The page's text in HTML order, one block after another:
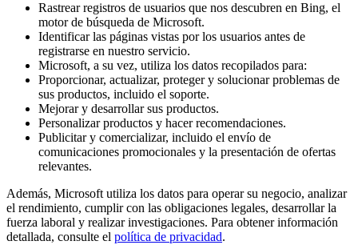
Rastrear registros de usuarios que nos descubren en Bing, el
motor de búsqueda de Microsoft.
Identificar las páginas vistas por los usuarios antes de
registrarse en nuestro servicio.
Microsoft, a su vez, utiliza los datos recopilados para:
Proporcionar, actualizar, proteger y solucionar problemas de
sus productos, incluido el soporte.
Mejorar y desarrollar sus productos.
Personalizar productos y hacer recomendaciones.
Publicitar y comercializar, incluido el envío de
comunicaciones promocionales y la presentación de ofertas
relevantes.
Además, Microsoft utiliza los datos para operar su negocio, analizar
el rendimiento, cumplir con las obligaciones legales, desarrollar la
fuerza laboral y realizar investigaciones. Para obtener información
detallada, consulte el política de privacidad.